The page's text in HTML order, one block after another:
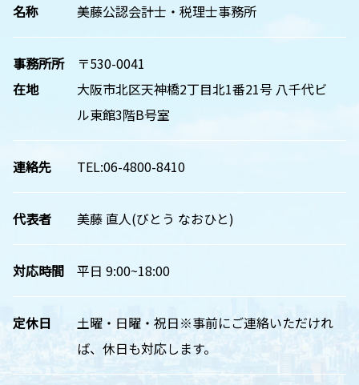
名称 美藤公認会計士・税理士事務所
事務所所
在地
〒530-0041
大阪市北区天神橋2丁目北1番21号 八千代ビ
ル東館3階B号室
連絡先 TEL:06-4800-8410
代表者 美藤 直人(びとう なおひと)
対応時間 平日 9:00~18:00
定休日
土曜・日曜・祝日※事前にご連絡いただけれ
ば、休日も対応します。